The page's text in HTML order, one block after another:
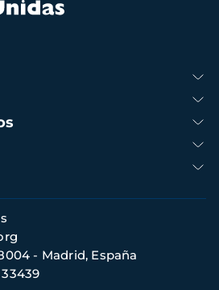
- Madrid, España